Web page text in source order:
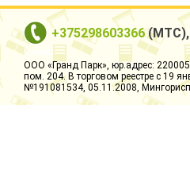
Скидки
Оплата и доставка
Рассрочка
Контакты
+375298603366(МТС),
ООО «Гранд Парк», юр.адрес:
пом. 204. В торговом реестре с 19
№191081534, 05.11.2008,